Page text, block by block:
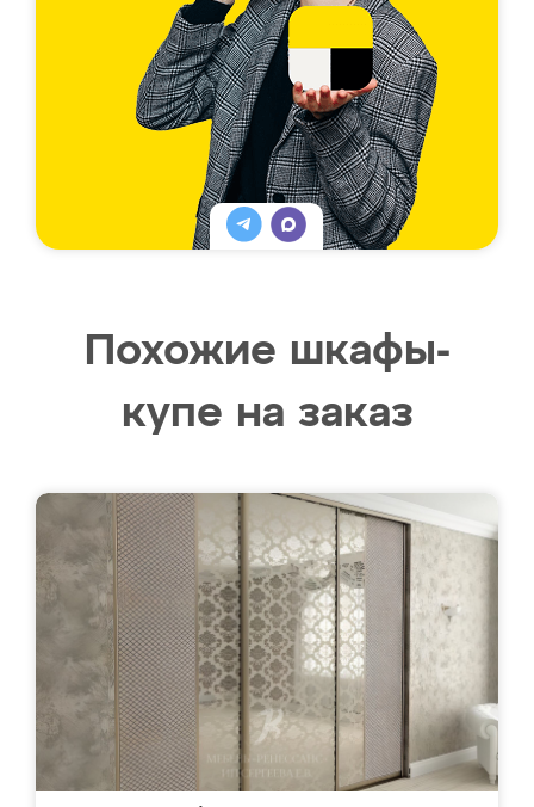
Похожие шкафы-
купе на заказ